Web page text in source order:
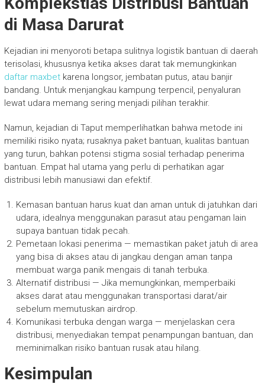
di Masa Darurat
Kejadian ini menyoroti betapa sulitnya logistik bantuan di daerah
terisolasi, khususnya ketika akses darat tak memungkinkan
daftar maxbetkarena longsor, jembatan putus, atau banjir
bandang. Untuk menjangkau kampung terpencil, penyaluran
lewat udara memang sering menjadi pilihan terakhir.
Namun, kejadian di Taput memperlihatkan bahwa metode ini
memiliki risiko nyata; rusaknya paket bantuan, kualitas bantuan
yang turun, bahkan potensi stigma sosial terhadap penerima
bantuan. Empat hal utama yang perlu di perhatikan agar
distribusi lebih manusiawi dan efektif.
Kemasan bantuan harus kuat dan aman untuk di jatuhkan dari
udara, idealnya menggunakan parasut atau pengaman lain
supaya bantuan tidak pecah.
Pemetaan lokasi penerima — memastikan paket jatuh di area
yang bisa di akses atau di jangkau dengan aman tanpa
membuat warga panik mengais di tanah terbuka.
Alternatif distribusi — Jika memungkinkan, memperbaiki
akses darat atau menggunakan transportasi darat/air
sebelum memutuskan airdrop.
Komunikasi terbuka dengan warga — menjelaskan cera
distribusi, menyediakan tempat penampungan bantuan, dan
meminimalkan risiko bantuan rusak atau hilang.
Kesimpulan